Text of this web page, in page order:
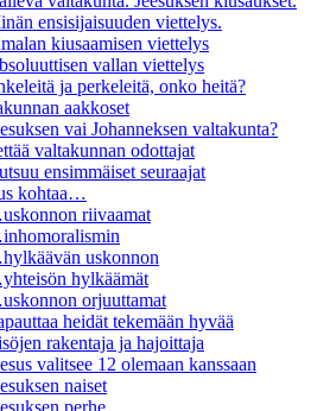
ensisijaisuuden viettelys.
kiusaamisen viettelys
vallan viettelys
ja perkeleitä, onko heitä?
aakkoset
vai Johanneksen valtakunta?
valtakunnan odottajat
ensimmäiset seuraajat
kohtaa…
riivaamat
uskonnon
hylkäämät
orjuuttamat
heidät tekemään hyvää
rakentaja ja hajoittaja
valitsee 12 olemaan kanssaan
naiset